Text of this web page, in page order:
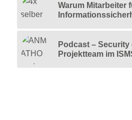
Warum Mitarbeiter
Podcast – Security
Projektteam im